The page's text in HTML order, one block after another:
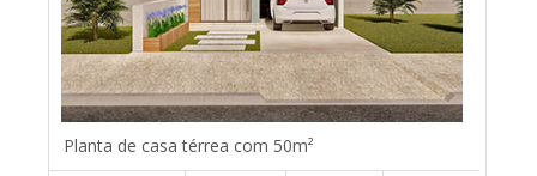
Planta de casa térrea com 50m²